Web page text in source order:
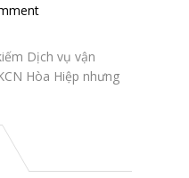
Dịch vụ vận
Hòa Hiệp nhưng